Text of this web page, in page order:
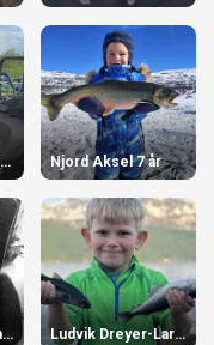
Sofie Strand Johansen 7 år Njord Aksel 7 år
Lisbeth Reiertsen 60 år Ludvik Dreyer-Larsen 7 år